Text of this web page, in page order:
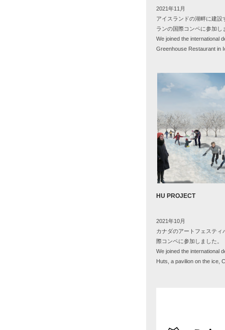
2021年11 月
アイスランドの湖畔に建
ランの国際コンペに参加し
We joined the international
Greenhouse Restaurant in
HU PROJECT
2021年10月
カナダのアートフェステ
際コンペに参加しました。
We joined the international
Huts, a pavilion on the ice,